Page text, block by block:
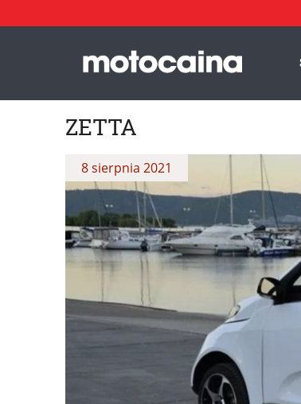
ZETTA
8 sierpnia 2021